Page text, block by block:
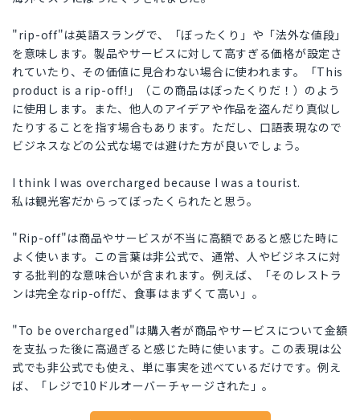
"rip-off"は英語スラングで、「ぼったくり」や「法外な値段」
を意味します。製品やサービスに対して高すぎる価格が設定さ
れていたり、その価値に見合わない場合に使われます。「This
product is a rip-off!」（この商品はぼったくりだ！）のよう
に使用します。また、他人のアイデアや作品を盗んだり真似し
たりすることを指す場合もあります。ただし、口語表現なので
ビジネスなどの公式な場では避けた方が良いでしょう。
I think I was overcharged because I was a tourist.
私は観光客だからってぼったくられたと思う。
"Rip-off"は商品やサービスが不当に高額であると感じた時に
よく使います。この言葉は非公式で、通常、人やビジネスに対
する批判的な意味合いが含まれます。例えば、「そのレストラ
ンは完全なrip-offだ、食事はまずくて高い」。
"To be overcharged"は購入者が商品やサービスについて金額
を支払った後に高過ぎると感じた時に使います。この表現は公
式でも非公式でも使え、単に事実を述べているだけです。例え
ば、「レジで10ドルオーバーチャージされた」。